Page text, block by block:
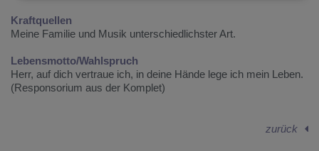
Kraftquellen
Meine Familie und Musik unterschiedlichster Art.
Lebensmotto/Wahlspruch
Herr, auf dich vertraue ich, in deine Hände lege ich mein Leben.
(Responsorium aus der Komplet)
zurück